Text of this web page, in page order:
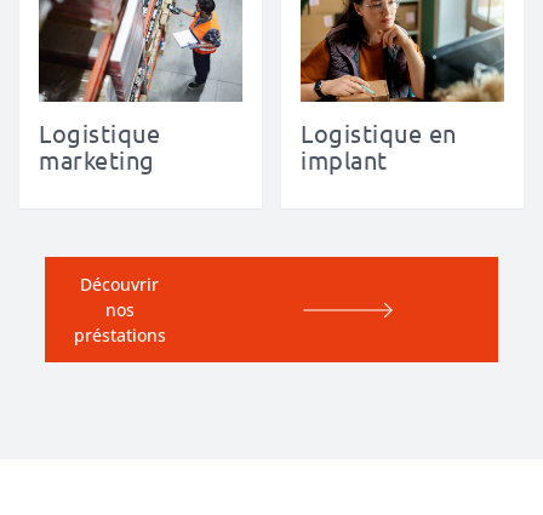
Logistique
marketing
Logistique en
implant
Découvrir
nos
préstations